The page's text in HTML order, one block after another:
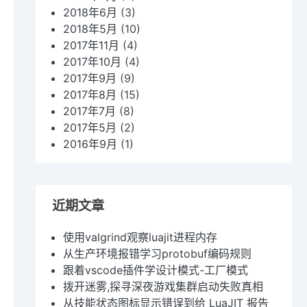
2018年6月 (3)
2018年5月 (10)
2017年11月 (4)
2017年10月 (4)
2017年9月 (9)
2017年8月 (15)
2017年7月 (8)
2017年5月 (2)
2016年9月 (1)
近期文章
使用valgrind观察luajit进程内存
从生产环境报错学习protobuf编码规则
跟着vscode插件学设计模式-工厂模式
拨开迷雾,探寻深夜游戏集群启动失败真相
从技能状态图标显示错误到给 LuaJIT 报告